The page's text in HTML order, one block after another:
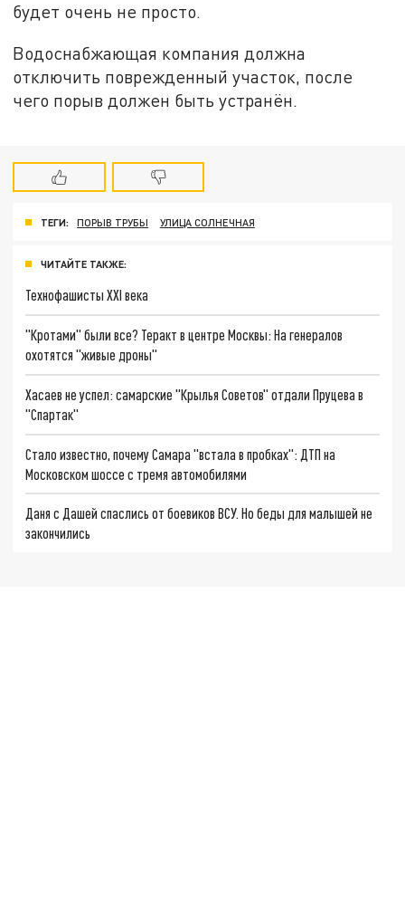
будет очень не просто.
Водоснабжающая компания должна
отключить поврежденный участок, после
чего порыв должен быть устранён.
ТЕГИ: ПОРЫВ ТРУБЫ УЛИЦА СОЛНЕЧНАЯ
ЧИТАЙТЕ ТАКЖЕ:
Технофашисты XXI века
"Кротами" были все? Теракт в центре Москвы: На генералов
охотятся "живые дроны"
Хасаев не успел: самарские "Крылья Советов" отдали Пруцева в
"Спартак"
Стало известно, почему Самара "встала в пробках": ДТП на
Московском шоссе с тремя автомобилями
Даня с Дашей спаслись от боевиков ВСУ. Но беды для малышей не
закончились